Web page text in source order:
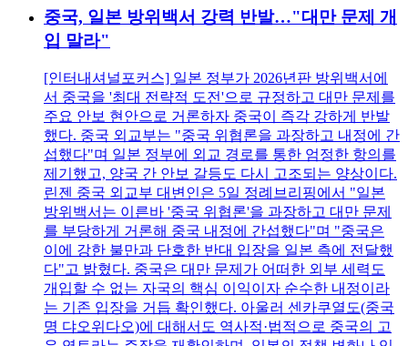
중국, 일본 방위백서 강력 반발…"대만 문제 개
입 말라"
[인터내셔널포커스] 일본 정부가 2026년판 방위백서에
서 중국을 '최대 전략적 도전'으로 규정하고 대만 문제를
주요 안보 현안으로 거론하자 중국이 즉각 강하게 반발
했다. 중국 외교부는 "중국 위협론을 과장하고 내정에 간
섭했다"며 일본 정부에 외교 경로를 통한 엄정한 항의를
제기했고, 양국 간 안보 갈등도 다시 고조되는 양상이다.
린젠 중국 외교부 대변인은 5일 정례브리핑에서 "일본
방위백서는 이른바 '중국 위협론'을 과장하고 대만 문제
를 부당하게 거론해 중국 내정에 간섭했다"며 "중국은
이에 강한 불만과 단호한 반대 입장을 일본 측에 전달했
다"고 밝혔다. 중국은 대만 문제가 어떠한 외부 세력도
개입할 수 없는 자국의 핵심 이익이자 순수한 내정이라
는 기존 입장을 거듭 확인했다. 아울러 센카쿠열도(중국
명 댜오위다오)에 대해서도 역사적·법적으로 중국의 고